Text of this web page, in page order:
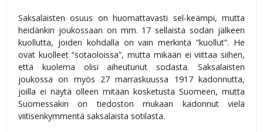
Saksalaisten osuus on huomattavasti sel-keämpi, mutta
heidänkin joukossaan on mm. 17 sellaista sodan jälkeen
kuollutta, joiden kohdalla on vain merkintä ”kuollut”. He
ovat kuolleet ”sotaoloissa”, mutta mikään ei viittaa siihen,
että kuolema olisi aiheutunut sodasta. Saksalaisten
joukossa on myös 27 marraskuussa 1917 kadonnutta,
joilla ei näytä olleen mitään kosketusta Suomeen, mutta
Suomessakin on tiedoston mukaan kadonnut vielä
viitisenkymmentä saksalaista sotilasta.